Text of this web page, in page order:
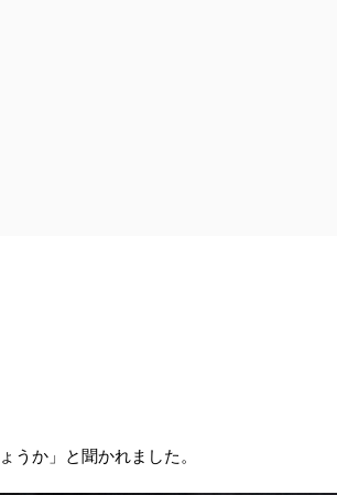
うか」と聞かれました。